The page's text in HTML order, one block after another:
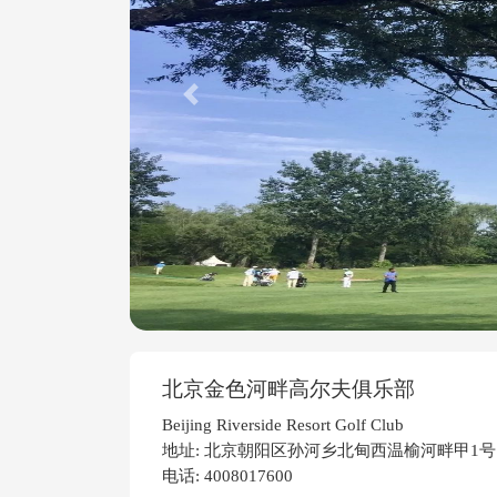
Previous
北京金色河畔高尔夫俱乐部
Beijing Riverside Resort Golf Club
地址: 北京朝阳区孙河乡北甸西温榆河畔甲1号
电话: 4008017600